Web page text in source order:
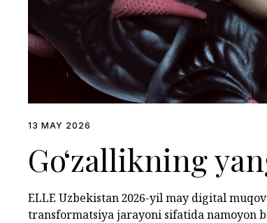
13 MAY 2026
Go‘zallikning
ELLE Uzbekistan 2026-yil may digital
transformatsiya jarayoni sifatida namoyon